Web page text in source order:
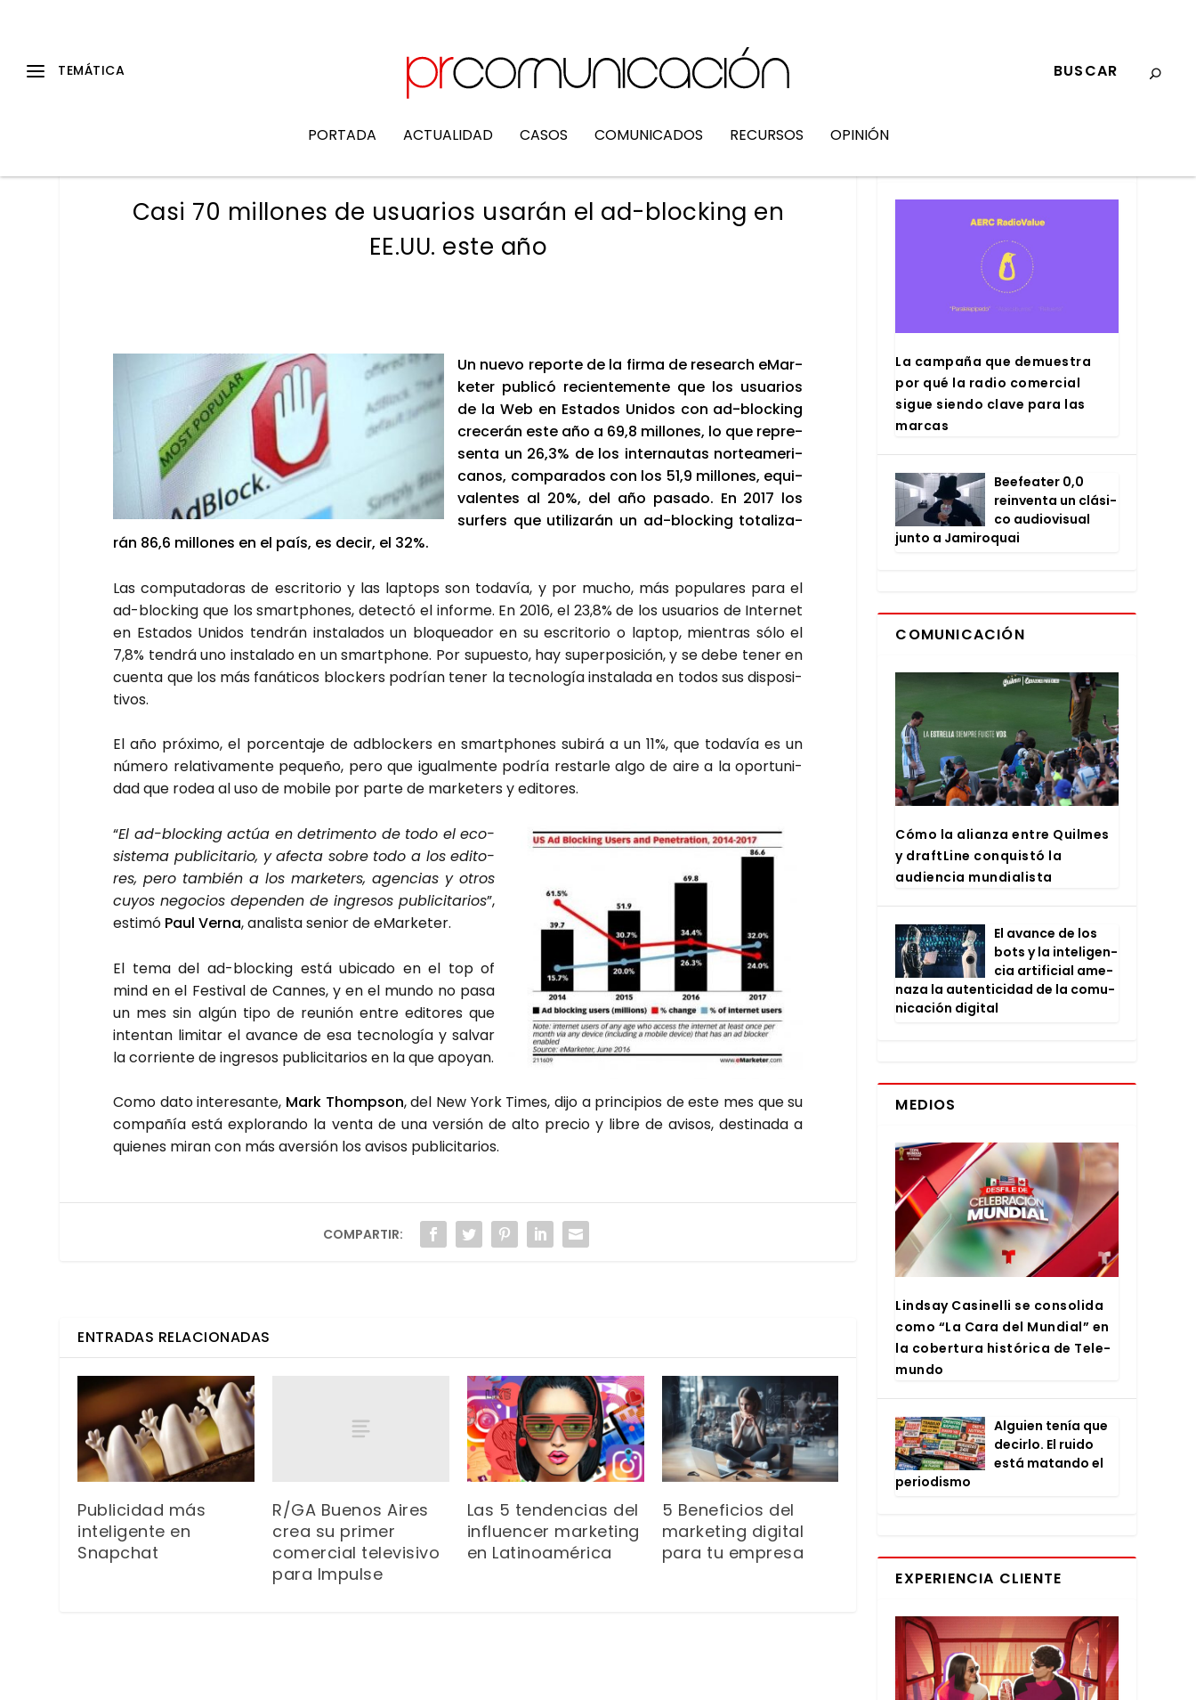
PORTADA ACTUALIDAD CASOS COMUNICADOS RECURSOS OPINIÓN
Casi 70 millones de usuarios usarán el ad-blocking en
EE.UU. este año
Un nue­vo repor­te de la fir­ma de research eMar­
ke­ter publi­có recien­te­men­te que los usua­rios
de la Web en Esta­dos Uni­dos con ad-bloc­king
cre­ce­rán este año a 69,8 millo­nes, lo que repre­
sen­ta un 26,3% de los inter­nau­tas nor­te­ame­ri­
ca­nos, com­pa­ra­dos con los 51,9 millo­nes, equi­
va­len­tes al 20%, del año pasa­do. En 2017 los
sur­fers que uti­li­za­rán un ad-bloc­king tota­li­za­
rán 86,6 millo­nes en el país, es decir, el 32%.
Las compu­tado­ras de escri­to­rio y las lap­tops son toda­vía, y por mucho, más popu­la­res para el
ad-bloc­king que los smartpho­nes, detec­tó el infor­me. En 2016, el 23,8% de los usua­rios de Inter­net
en Esta­dos Uni­dos ten­drán ins­ta­la­dos un blo­quea­dor en su escri­to­rio o lap­top, mien­tras sólo el
7,8% ten­drá uno ins­ta­la­do en un smartpho­ne. Por supues­to, hay super­po­si­ción, y se debe tener en
cuen­ta que los más faná­ti­cos bloc­kers podrían tener la tec­no­lo­gía ins­ta­la­da en todos sus dis­po­si­
ti­vos.
El año pró­xi­mo, el por­cen­ta­je de adbloc­kers en smartpho­nes subirá a un 11%, que toda­vía es un
núme­ro rela­ti­va­men­te peque­ño, pero que igual­men­te podría res­tar­le algo de aire a la opor­tu­ni­
dad que rodea al uso de mobi­le por par­te de mar­ke­ters y edi­to­res.
“El ad-bloc­king actúa en detri­men­to de todo el eco­
sis­te­ma publi­ci­ta­rio, y afec­ta sobre todo a los edi­to­
res, pero tam­bién a los mar­ke­ters, agen­cias y otros
cuyos nego­cios depen­den de ingre­sos publi­ci­ta­rios”,
esti­mó Paul Ver­na, ana­lis­ta senior de eMar­ke­ter.
El tema del ad-bloc­king está ubi­ca­do en el top of
mind en el Fes­ti­val de Can­nes, y en el mun­do no pasa
un mes sin algún tipo de reu­nión entre edi­to­res que
inten­tan limi­tar el avan­ce de esa tec­no­lo­gía y sal­var
la corrien­te de ingre­sos publi­ci­ta­rios en la que apo­yan.
Como dato intere­san­te, Mark Thom­pson, del New York Times, dijo a prin­ci­pios de este mes que su
com­pa­ñía está explo­ran­do la ven­ta de una ver­sión de alto pre­cio y libre de avi­sos, des­ti­na­da a
quie­nes miran con más aver­sión los avi­sos publi­ci­ta­rios.
COMPARTIR:
ENTRADAS RELACIONADAS
Publicidad más
inteligente en
Snapchat
R/GA Buenos Aires
crea su primer
comercial televisivo
para Impulse
Las 5 tendencias del
influencer marketing
en Latinoamérica
5 Beneficios del
marketing digital
para tu empresa
La cam­pa­ña que demues­tra
por qué la radio comer­cial
sigue sien­do cla­ve para las
mar­cas
Bee­fea­ter 0,0
rein­ven­ta un clá­si­
co audio­vi­sual
jun­to a Jami­ro­quai
COMUNICACIÓN
Cómo la alian­za entre Quil­mes
y draftLi­ne con­quis­tó la
audien­cia mun­dia­lis­ta
El avan­ce de los
bots y la inte­li­gen­
cia arti­fi­cial ame­
na­za la auten­ti­ci­dad de la comu­
ni­ca­ción digi­tal
MEDIOS
Lind­say Casi­ne­lli se con­so­li­da
como “La Cara del Mun­dial” en
la cober­tu­ra his­tó­ri­ca de Tele­
mun­do
Alguien tenía que
decir­lo. El rui­do
está matan­do el
perio­dis­mo
EXPERIENCIA CLIENTE